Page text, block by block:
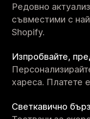
Редовно
съвместими с
Shopify.
Изпробвайте,
хареса. Платете
Светкавично